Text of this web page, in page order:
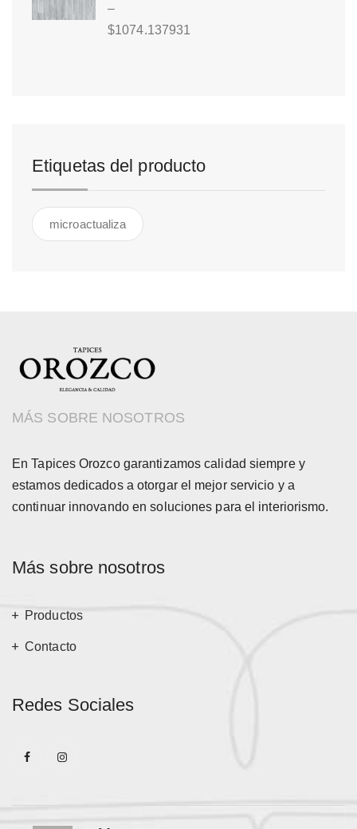
–
$1074.137931
Etiquetas del producto
microactualiza
MÁS SOBRE NOSOTROS
En Tapices Orozco garantizamos calidad siempre y
estamos dedicados a otorgar el mejor servicio y a
continuar innovando en soluciones para el interiorismo.
Más sobre nosotros
Productos
Contacto
Redes Sociales